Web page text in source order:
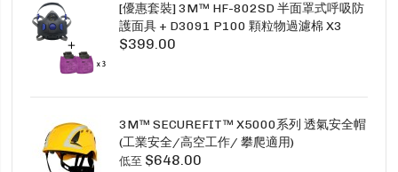
[優惠套裝] 3M™ HF-802SD 半面罩式呼吸防
護面具 + D3091 P100 顆粒物過濾棉 X3
SECURE CLICK HF-802SD HF-800SD 系列
$399.00
3M™ SECUREFIT™ X5000系列 透氣安全帽
(工業安全/高空工作/ 攀爬適用)
低至 $648.00